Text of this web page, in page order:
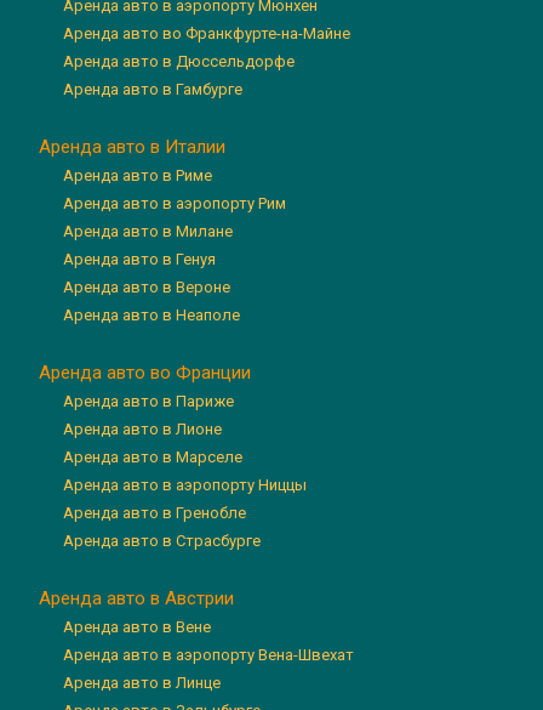
Аренда авто в аэропорту Мюнхен
Аренда авто во Франкфурте-на-Майне
Аренда авто в Дюссельдорфе
Аренда авто в Гамбурге
Аренда авто в Италии
Аренда авто в Риме
Аренда авто в аэропорту Рим
Аренда авто в Милане
Аренда авто в Генуя
Аренда авто в Вероне
Аренда авто в Неаполе
Аренда авто во Франции
Аренда авто в Париже
Аренда авто в Лионе
Аренда авто в Марселе
Аренда авто в аэропорту Ниццы
Аренда авто в Гренобле
Аренда авто в Страсбурге
Аренда авто в Австрии
Аренда авто в Вене
Аренда авто в аэропорту Вена-Швехат
Аренда авто в Линце